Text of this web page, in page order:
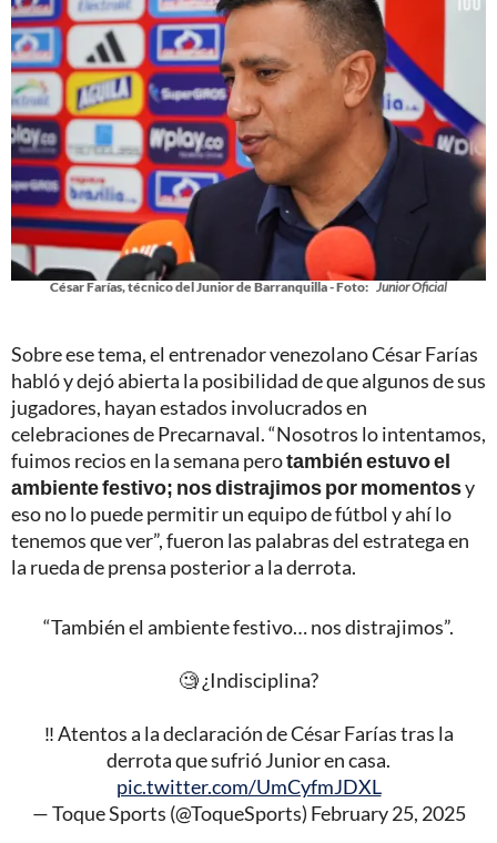
César Farías, técnico del Junior de Barranquilla - Foto: Junior Oficial
Sobre ese tema, el entrenador venezolano César Farías
habló y dejó abierta la posibilidad de que algunos de sus
jugadores, hayan estados involucrados en
celebraciones de Precarnaval. “Nosotros lo intentamos,
fuimos recios en la semana perotambién estuvo el
ambiente festivo; nos distrajimos por momentosy
eso no lo puede permitir un equipo de fútbol y ahí lo
tenemos que ver”, fueron las palabras del estratega en
la rueda de prensa posterior a la derrota.
“También el ambiente festivo… nos distrajimos”.
🧐 ¿Indisciplina?
‼️ Atentos a la declaración de César Farías tras la
derrota que sufrió Junior en casa.
pic.twitter.com/UmCyfmJDXL
— Toque Sports (@ToqueSports) February 25, 2025